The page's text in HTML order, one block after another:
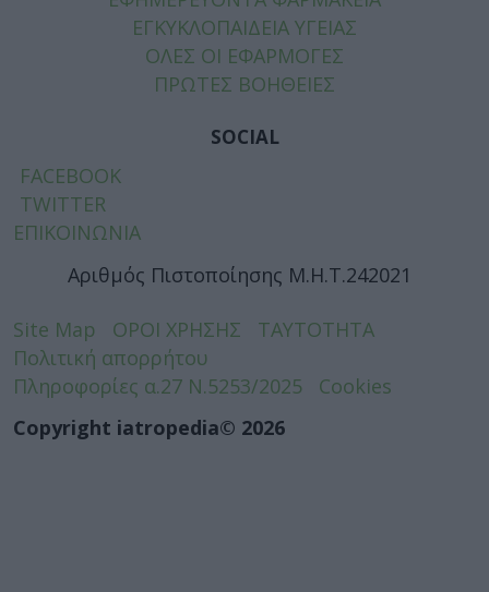
ΕΓΚΥΚΛΟΠΑΙΔΕΙΑ ΥΓΕΙΑΣ
ΟΛΕΣ ΟΙ ΕΦΑΡΜΟΓΕΣ
ΠΡΩΤΕΣ ΒΟΗΘΕΙΕΣ
SOCIAL
FACEBOOK
TWITTER
ΕΠΙΚΟΙΝΩΝΙΑ
Αριθμός Πιστοποίησης Μ.Η.Τ.242021
Site Map ΟΡΟΙ ΧΡΗΣΗΣ
ΤΑΥΤΟΤΗΤΑ
Πολιτική απορρήτου
Πληροφορίες α.27 Ν.5253/2025
Cookies
Copyright iatropedia© 2026